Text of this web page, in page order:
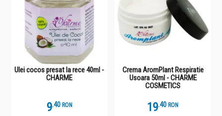
Ulei cocos presat la rece 40ml -
CHARME
9.4 RON
Crema AromPlant Respiratie
Usoara 50ml - CHARME
COSMETICS
19.4 RON